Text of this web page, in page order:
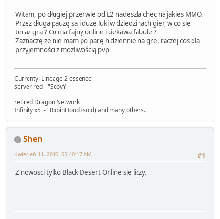
Witam, po długiej przerwie od L2 nadeszla chec na jakies MMO.
Przez długa pauzę sa i duze luki w dziedzinach gier, w co sie
teraz gra ? Co ma fajny online i ciekawa fabule ?
Zaznaczę ze nie mam po parę h dziennie na gre, raczej cos dla
przyjemności z możliwością pvp.
Currentyl Lineage 2 essence
server red - "ScovY
retired Dragon Network
Infinity x5 - "RobinHood (sold) and many others..
Shen
#1
Kwiecień 11, 2016, 05:40:17 AM
Z nowosci tylko Black Desert Online sie liczy.